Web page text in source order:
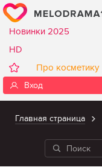
Новинки 2025
HD
Про косметику
Вход
Главная страница